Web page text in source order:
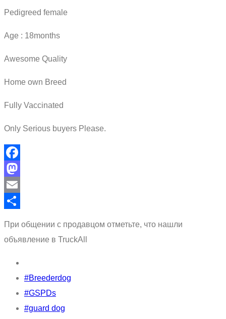
Pedigreed female
Age : 18months
Awesome Quality
Home own Breed
Fully Vaccinated
Only Serious buyers Please.
Facebook
Mastodon
Email
При общении с продавцом отметьте, что нашли
объявление в TruckAll
#Breederdog
#GSPDs
#guard dog